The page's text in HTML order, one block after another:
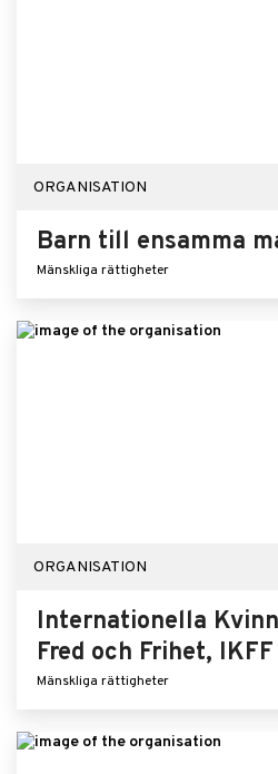
ORGANISATION
Barn till ensamma
Mänskliga rättigheter
ORGANISATION
Internationella
Fred och Frihet,
Mänskliga rättigheter